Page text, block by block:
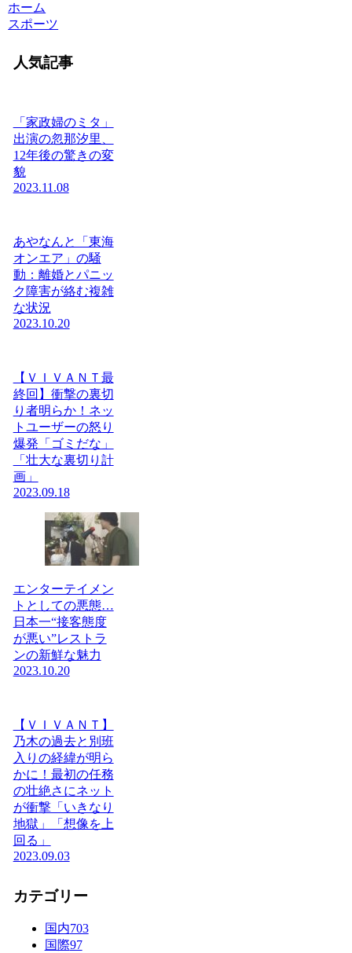
ホーム
スポーツ
人気記事
「家政婦のミタ」
出演の忽那汐里、
12年後の驚きの変
貌
2023.11.08
あやなんと「東海
オンエア」の騒
動：離婚とパニッ
ク障害が絡む複雑
な状況
2023.10.20
【ＶＩＶＡＮＴ最
終回】衝撃の裏切
り者明らか！ネッ
トユーザーの怒り
爆発「ゴミだな」
「壮大な裏切り計
画」
2023.09.18
エンターテイメン
トとしての悪態…
日本一“接客態度
が悪い”レストラ
ンの新鮮な魅力
2023.10.20
【ＶＩＶＡＮＴ】
乃木の過去と別班
入りの経緯が明ら
かに！最初の任務
の壮絶さにネット
が衝撃「いきなり
地獄」「想像を上
回る」
2023.09.03
カテゴリー
国内703
国際97